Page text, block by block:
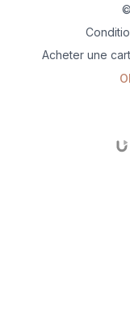
Acheter une